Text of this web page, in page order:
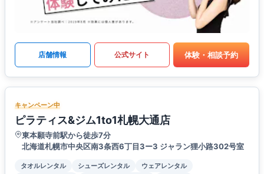
店舗情報 公式サイト 体験・相談予約
キャンペーン中
ピラティス&ジム1to1札幌大通店
東本願寺前駅から徒歩7分
北海道札幌市中央区南3条西6丁目3ー3 ジャラン狸小路302号室
タオルレンタル シューズレンタル
ウェアレンタル